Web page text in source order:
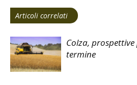
Articoli correlati
Colza,
termine